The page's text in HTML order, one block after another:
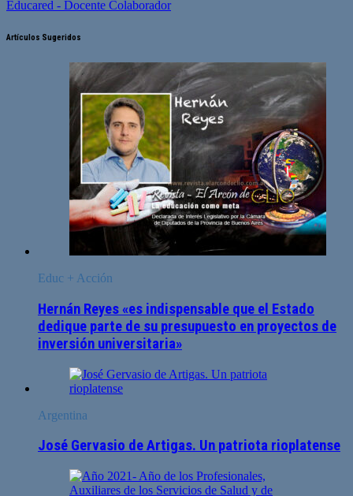
Educared - Docente Colaborador
Artículos Sugeridos
Educ + Acción
Hernán Reyes «es indispensable que el Estado
dedique parte de su presupuesto en proyectos de
inversión universitaria»
Argentina
José Gervasio de Artigas. Un patriota rioplatense